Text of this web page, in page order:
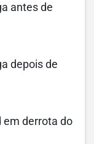
antes de
depois de
em derrota do